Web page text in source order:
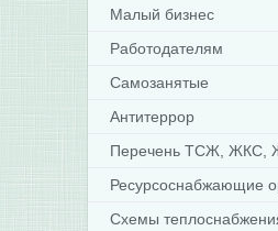
Малый бизнес
Работодателям
Самозанятые
Антитеррор
Перечень ТСЖ, ЖКС,
Ресурсоснабжающие
Схемы